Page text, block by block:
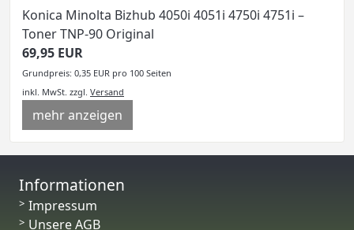
Konica Minolta Bizhub 4050i 4051i 4750i 4751i –
Toner TNP-90 Original
69,95 EUR
Grundpreis: 0,35 EUR pro 100 Seiten
inkl. MwSt. zzgl. Versand
mehr anzeigen
Informationen
Impressum
Unsere AGB